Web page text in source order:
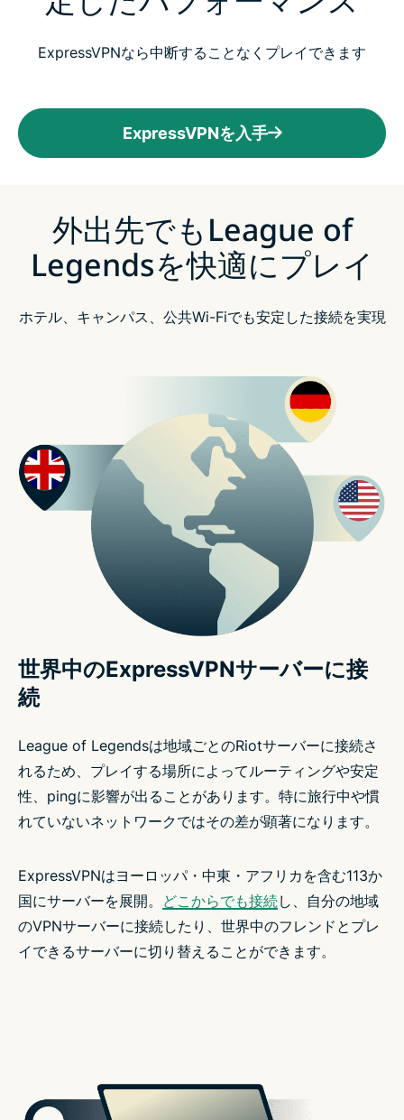
ExpressVPNなら中断することなくプレイできます
ExpressVPNを入手
外出先でもLeague of
Legendsを快適にプレイ
ホテル、キャンパス、公共Wi-Fiでも安定した接続を実現
世界中のExpressVPNサーバーに接
続
League of Legendsは地域ごとのRiotサーバーに接続さ
れるため、プレイする場所によってルーティングや安定
性、pingに影響が出ることがあります。特に旅行中や慣
れていないネットワークではその差が顕著になります。
ExpressVPNはヨーロッパ・中東・アフリカを含む113か
国にサーバーを展開。 どこからでも接続し、自分の地域
のVPNサーバーに接続したり、世界中のフレンドとプレ
イできるサーバーに切り替えることができます。